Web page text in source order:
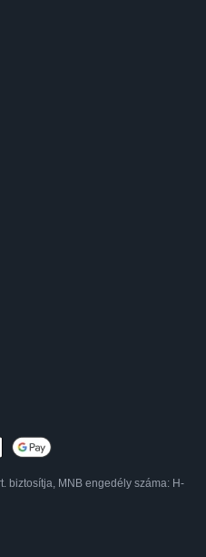
biztosítja, MNB engedély száma: H-